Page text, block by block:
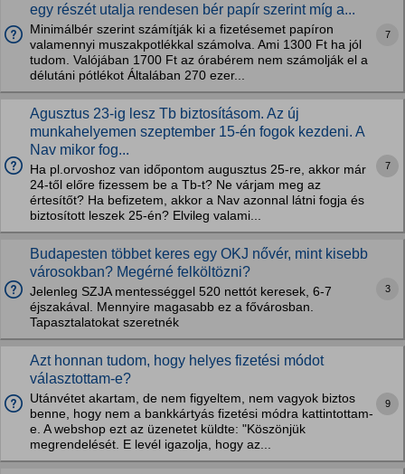
egy részét utalja rendesen bér papír szerint míg a...
Minimálbér szerint számítják ki a fizetésemet papíron
valamennyi muszakpotlékkal számolva. Ami 1300 Ft ha jól
tudom. Valójában 1700 Ft az órabérem nem számolják el a
délutáni pótlékot Általában 270 ezer...
7
Agusztus 23-ig lesz Tb biztosításom. Az új
munkahelyemen szeptember 15-én fogok kezdeni. A
Nav mikor fog...
Ha pl.orvoshoz van időpontom augusztus 25-re, akkor már
24-től előre fizessem be a Tb-t? Ne várjam meg az
értesítőt? Ha befizetem, akkor a Nav azonnal látni fogja és
biztosított leszek 25-én? Elvileg valami...
7
Budapesten többet keres egy OKJ nővér, mint kisebb
városokban? Megérné felköltözni?
Jelenleg SZJA mentességgel 520 nettót keresek, 6-7
éjszakával. Mennyire magasabb ez a fővárosban.
Tapasztalatokat szeretnék
3
Azt honnan tudom, hogy helyes fizetési módot
választottam-e?
Utánvétet akartam, de nem figyeltem, nem vagyok biztos
benne, hogy nem a bankkártyás fizetési módra kattintottam-
e. A webshop ezt az üzenetet küldte: "Köszönjük
megrendelését. E levél igazolja, hogy az...
9